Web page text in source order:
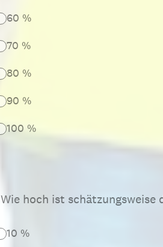
60 %
70 %
80 %
90 %
100 %
Wie hoch ist
10 %